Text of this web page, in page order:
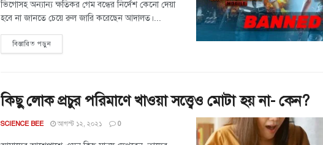
ভিগোসহ অন্যান্য ক্ষতিকর গেম বন্ধের নির্দেশ কেনো দেয়া
হবে না জানতে চেয়ে রুল জারি করেছেন আদালত।...
বিস্তারিত পড়ুন
কিছু লোক প্রচুর পরিমাণে খাওয়া সত্ত্বেও মোটা হয় না- কেন?
SCIENCE BEE আগস্ট ১২, ২০২১ 0